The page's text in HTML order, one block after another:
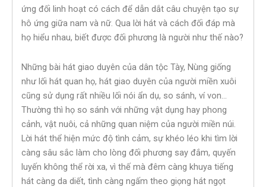
ứng đối linh hoạt có cách để dẫn dắt câu chuyện tạo sự
hô ứng giữa nam và nữ. Qua lời hát và cách đối đáp mà
họ hiểu nhau, biết được đối phương là người như thế nào?
Những bài hát giao duyên của dân tộc Tày, Nùng giống
như lối hát quan họ, hát giao duyên của người miền xuôi
cũng sử dụng rất nhiều lối nói ẩn dụ, so sánh, ví von…
Thường thì họ so sánh với những vật dụng hay phong
cảnh, vật nuôi, cả những quan niệm của người miền núi.
Lời hát thể hiện mức độ tình cảm, sự khéo léo khi tìm lời
càng sâu sắc làm cho lòng đối phương say đắm, quyến
luyến không thể rời xa, vì thế mà đêm càng khuya tiếng
hát càng da diết, tình càng ngấm theo giọng hát ngọt